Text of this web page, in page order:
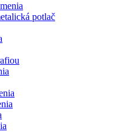
potlač